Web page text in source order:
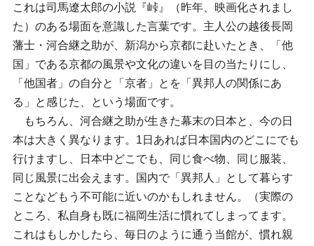
これは司馬遼太郎の小説『峠』（昨年、映画化されまし
た）のある場面を意識した言葉です。主人公の越後長岡
藩士・河合継之助が、新潟から京都に赴いたとき、「他
国」である京都の風景や文化の違いを目の当たりにし、
「他国者」の自分と「京者」とを「異邦人の関係にあ
る」と感じた、という場面です。
もちろん、河合継之助が生きた幕末の日本と、今の日
本は大きく異なります。1日あれば日本国内のどこにでも
行けますし、日本中どこでも、同じ食べ物、同じ服装、
同じ風景に出会えます。国内で「異邦人」として暮らす
ことなどもう不可能に近いのかもしれません。（実際の
ところ、私自身も既に福岡生活に慣れてしまってます。
これはもしかしたら、毎日のように通う当館が、慣れ親